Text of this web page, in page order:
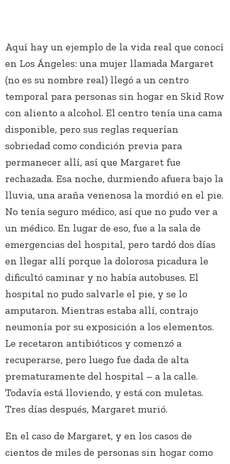
Aquí hay un ejemplo de la vida real que conocí
en Los Ángeles: una mujer llamada Margaret
(no es su nombre real) llegó a un centro
temporal para personas sin hogar en Skid Row
con aliento a alcohol. El centro tenía una cama
disponible, pero sus reglas requerían
sobriedad como condición previa para
permanecer allí, así que Margaret fue
rechazada. Esa noche, durmiendo afuera bajo la
lluvia, una araña venenosa la mordió en el pie.
No tenía seguro médico, así que no pudo ver a
un médico. En lugar de eso, fue a la sala de
emergencias del hospital, pero tardó dos días
en llegar allí porque la dolorosa picadura le
dificultó caminar y no había autobuses. El
hospital no pudo salvarle el pie, y se lo
amputaron. Mientras estaba allí, contrajo
neumonía por su exposición a los elementos.
Le recetaron antibióticos y comenzó a
recuperarse, pero luego fue dada de alta
prematuramente del hospital – a la calle.
Todavía está lloviendo, y está con muletas.
Tres días después, Margaret murió.
En el caso de Margaret, y en los casos de
cientos de miles de personas sin hogar como